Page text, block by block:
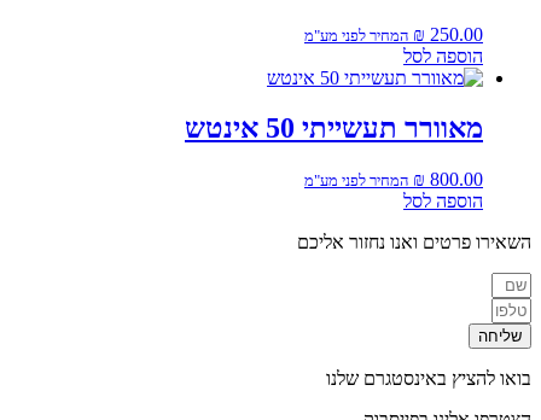
₪ 250.00 המחיר לפני מע"מ
הוספה לסל
מאוורר תעשייתי 50 אינטש
₪ 800.00 המחיר לפני מע"מ
הוספה לסל
השאירו פרטים ואנו נחזור אליכם
שליחה
בואו להציץ באינסטגרם שלנו